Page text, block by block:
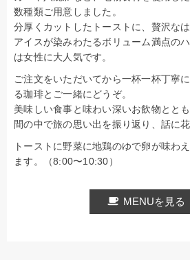
数種類ご用意しました。
分厚くカットしたトーストに、贅沢な
アイスが染みわたるボリューム満点の
は女性に大人気です。
ご注文をいただいてから一杯一杯丁寧
る珈琲とご一緒にどうぞ。
美味しい食事と味わい深いお飲物とと
間の中で旅の思い出を振り返り、話に
トーストに野菜に地鶏のゆで卵が味わ
ます。（8:00〜10:30）
MENUを見る